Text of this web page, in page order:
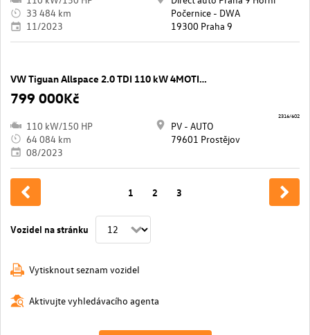
33 484 km
11/2023
Počernice - DWA
19300 Praha 9
VW Tiguan Allspace 2.0 TDI 110 kW 4MOTION DSG Elegance Plus
799 000Kč
110 kW/150 HP
64 084 km
08/2023
PV - AUTO
79601 Prostějov
2316/602
Vozidel na stránku
1 2 3
Vytisknout seznam vozidel
Aktivujte vyhledávacího agenta